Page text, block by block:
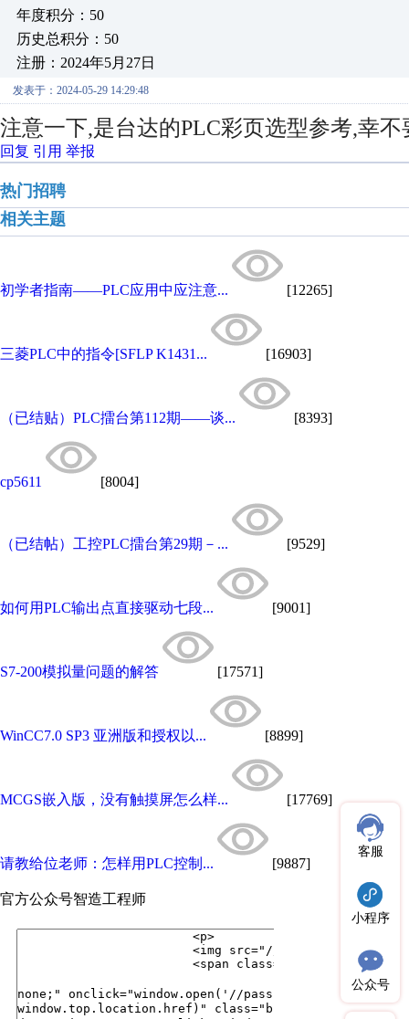
年度积分：50
历史总积分：50
注册：2024年5月27日
发表于：2024-05-29 14:29:48
注意一下,是台达的PLC彩页选型参考,幸不
回复 引用 举报
热门招聘
相关主题
初学者指南——PLC应用中应注意... [12265]
三菱PLC中的指令[SFLP K1431... [16903]
（已结贴）PLC擂台第112期——谈... [8393]
cp5611 [8004]
（已结帖）工控PLC擂台第29期－... [9529]
如何用PLC输出点直接驱动七段... [9001]
S7-200模拟量问题的解答 [17571]
WinCC7.0 SP3 亚洲版和授权以... [8899]
MCGS嵌入版，没有触摸屏怎么样... [17769]
请教给位老师：怎样用PLC控制... [9887]
官方公众号智造工程师
客服
小程序
公众号